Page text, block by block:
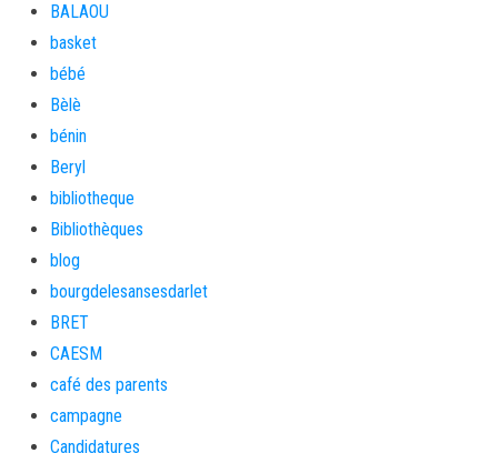
BALAOU
basket
bébé
Bèlè
bénin
Beryl
bibliotheque
Bibliothèques
blog
bourgdelesansesdarlet
BRET
CAESM
café des parents
campagne
Candidatures